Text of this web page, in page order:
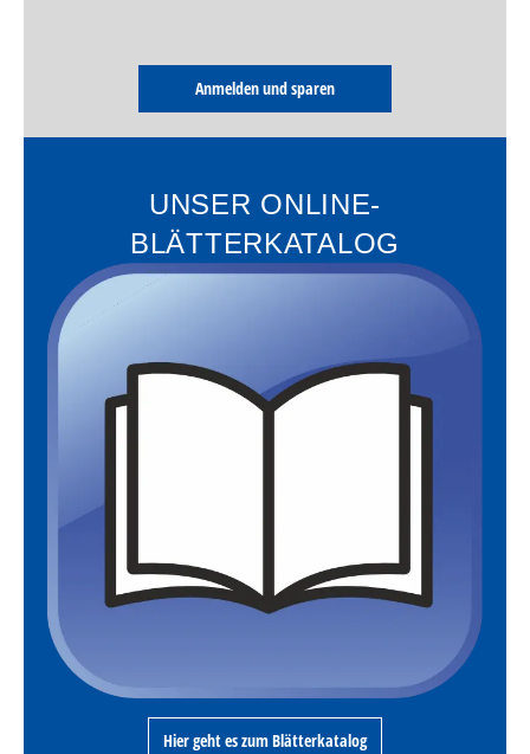
Anmelden und sparen
UNSER ONLINE-
BLÄTTERKATALOG
Hier geht es zum Blätterkatalog